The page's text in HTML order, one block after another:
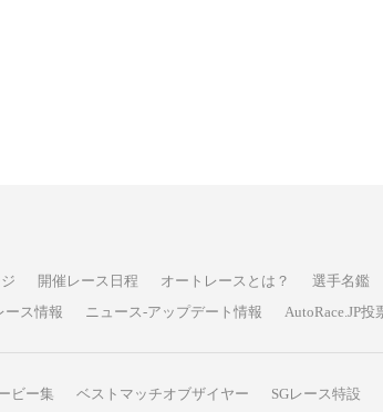
開催レース日程 オートレースとは？ 選手名鑑
ース情報
ニュース-アップデート情報 AutoRace.JP
ビー集 ベストマッチオブザイヤー SGレース特設